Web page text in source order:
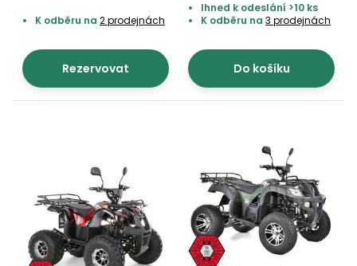
K odběru na 2 prodejnách
Rezervovat
Ihned k odeslání >10 ks
K odběru na 3 prodejnách
Do košíku